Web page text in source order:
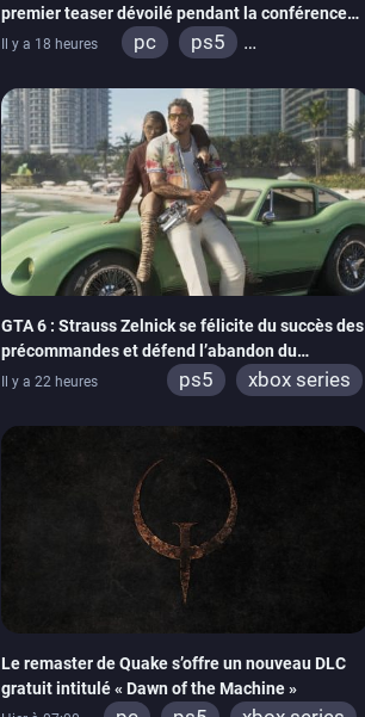
premier teaser dévoilé pendant la conférence
THQ Nordic
Il y a 18 heures pc
ps5
stadia
ps4
xbox one
GTA 6 : Strauss Zelnick se félicite du succès des
précommandes et défend l’abandon du
physique
Il y a 22 heures ps5 xbox series
Le remaster de Quake s’offre un nouveau DLC
gratuit intitulé « Dawn of the Machine »